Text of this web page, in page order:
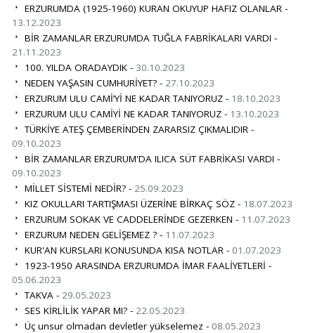
ERZURUMDA (1925-1960) KURAN OKUYUP HAFIZ OLANLAR -
13.12.2023
BİR ZAMANLAR ERZURUMDA TUĞLA FABRİKALARI VARDI -
21.11.2023
100. YILDA ORADAYDIK - 30.10.2023
NEDEN YAŞASIN CUMHURİYET? - 27.10.2023
ERZURUM ULU CAMİ’Yİ NE KADAR TANIYORUZ - 18.10.2023
ERZURUM ULU CAMİYİ NE KADAR TANIYORUZ - 13.10.2023
TÜRKİYE ATEŞ ÇEMBERİNDEN ZARARSIZ ÇIKMALIDIR -
09.10.2023
BİR ZAMANLAR ERZURUM'DA ILICA SÜT FABRİKASI VARDI -
09.10.2023
MİLLET SİSTEMİ NEDİR? - 25.09.2023
KIZ OKULLARI TARTIŞMASI ÜZERİNE BİRKAÇ SÖZ - 18.07.2023
ERZURUM SOKAK VE CADDELERİNDE GEZERKEN - 11.07.2023
ERZURUM NEDEN GELİŞEMEZ ? - 11.07.2023
KUR'AN KURSLARI KONUSUNDA KISA NOTLAR - 01.07.2023
1923-1950 ARASINDA ERZURUMDA İMAR FAALİYETLERİ -
05.06.2023
TAKVA - 29.05.2023
SES KİRLİLİK YAPAR MI? - 22.05.2023
Üç unsur olmadan devletler yükselemez - 08.05.2023